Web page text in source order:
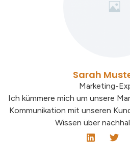
Sarah
Marketing-
Ich kümmere mich um unsere
Kommunikation mit unseren
Wissen über